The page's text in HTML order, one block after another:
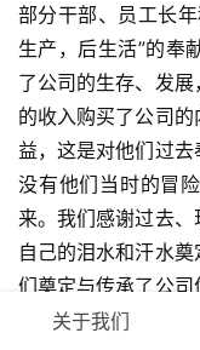
部分干部、员工长
生产，后生活”的奉
了公司的生存、发
的收入购买了公司
益，这是对他们过
没有他们当时的冒
来。我们感谢过去
自己的泪水和汗水
们奠定与传承了公
因此生生不息，代
关于我们